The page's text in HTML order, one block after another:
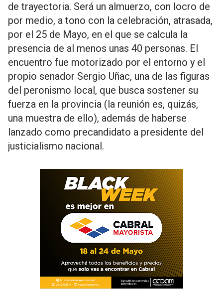
de trayectoria. Será un almuerzo, con locro de
por medio, a tono con la celebración, atrasada,
por el 25 de Mayo, en el que se calcula la
presencia de al menos unas 40 personas. El
encuentro fue motorizado por el entorno y el
propio senador Sergio Uñac, una de las figuras
del peronismo local, que busca sostener su
fuerza en la provincia (la reunión es, quizás,
una muestra de ello), además de haberse
lanzado como precandidato a presidente del
justicialismo nacional.